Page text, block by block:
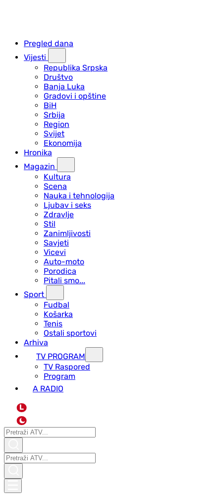
Pregled dana
Vijesti
Republika Srpska
Društvo
Banja Luka
Gradovi i opštine
BiH
Srbija
Region
Svijet
Ekonomija
Hronika
Magazin
Kultura
Scena
Nauka i tehnologija
Ljubav i seks
Zdravlje
Stil
Zanimljivosti
Savjeti
Vicevi
Auto-moto
Porodica
Pitali smo...
Sport
Fudbal
Košarka
Tenis
Ostali sportovi
Arhiva
TV PROGRAM
ТV Raspored
Program
A RADIO
L